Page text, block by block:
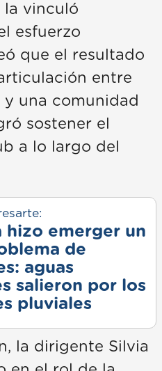
la vinculó
esfuerzo
que el resultado
entre
una comunidad
sostener el
a lo largo del
hizo emerger un
de
aguas
salieron por los
pluviales
la dirigente Silvia